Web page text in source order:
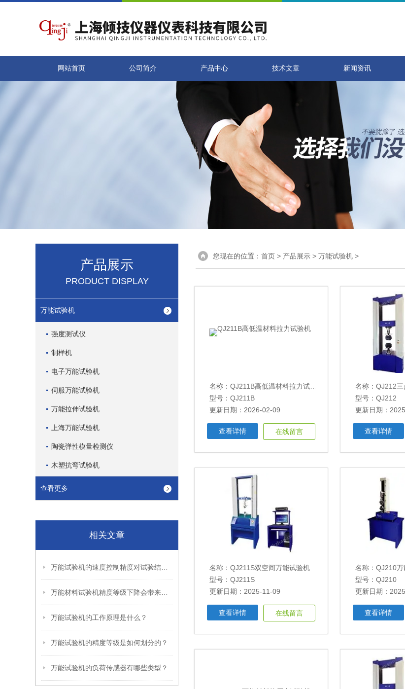
网站首页 公司简介 产品中心 技术文章 新闻资讯
产品展示
PRODUCT DISPLAY
万能试验机
强度测试仪
制样机
电子万能试验机
伺服万能试验机
万能拉伸试验机
上海万能试验机
陶瓷弹性模量检测仪
木塑抗弯试验机
查看更多
相关文章
万能试验机的工作原理是什么？
万能试验机的精度等级是如何划分的？
万能试验机的负荷传感器有哪些类型？
您现在的位置： 首页 > 产品展示 > 万能试验机 >
名称： QJ211B高低温材料拉力试验机
型号：QJ211B
更新日期：2026-02-09
查看详情 在线留言
名称： QJ212
型号：QJ212
更新日期：
查看详情
名称： QJ211S双空间万能试验机
型号：QJ211S
更新日期：2025-11-09
查看详情 在线留言
名称： QJ210
型号：QJ210
更新日期：
查看详情